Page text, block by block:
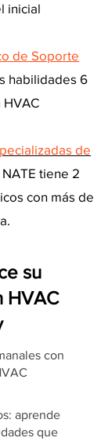
inicial
de Soporte
habilidades 6
HVAC
de
tiene 2
con más de
su
HVAC
con
aprende
que